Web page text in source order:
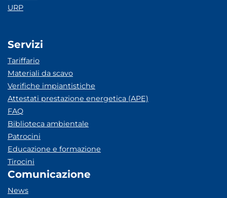
URP
Servizi
Tariffario
Materiali da scavo
Verifiche impiantistiche
Attestati prestazione energetica (APE)
FAQ
Biblioteca ambientale
Patrocini
Educazione e formazione
Tirocini
Comunicazione
News